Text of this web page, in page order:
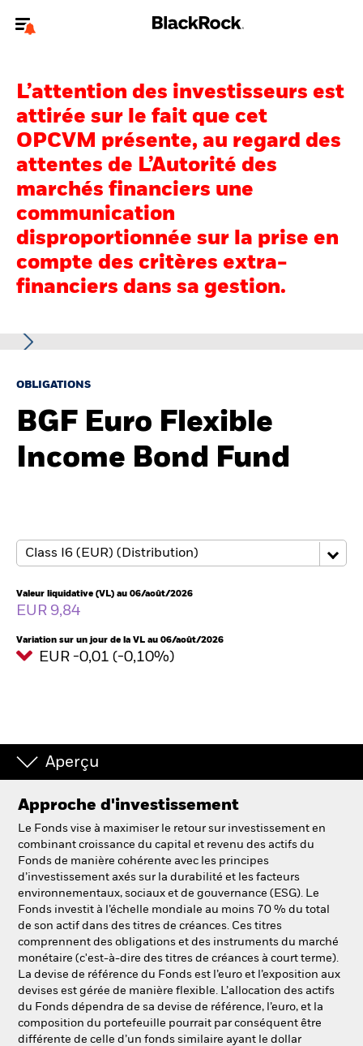
professionnels.
jourvotre type d'utilisateur.
Nous connaître
Thèmes
ETF iShares
Intermédiaires financiers
France
Change location
iShares
Aladdin
L’attention des investisseurs est
attirée sur le fait que cet
OPCVM présente, au regard des
attentes de L’Autorité des
marchés financiers une
communication
disproportionnée sur la prise en
compte des critères extra-
financiers dans sa gestion.
OBLIGATIONS
BGF Euro Flexible
Income Bond Fund
Valeur liquidative (VL) au 06/août/2026
EUR 9,84
Variation sur un jour de la VL au 06/août/2026
EUR -0,01 (-0,10%)
Aperçu
Approche d'investissement
Le Fonds vise à maximiser le retour sur investissement en
combinant croissance du capital et revenu des actifs du
Fonds de manière cohérente avec les principes
d’investissement axés sur la durabilité et les facteurs
environnementaux, sociaux et de gouvernance (ESG). Le
Fonds investit à l’échelle mondiale au moins 70 % du total
de son actif dans des titres de créances. Ces titres
comprennent des obligations et des instruments du marché
monétaire (c'est-à-dire des titres de créances à court terme).
La devise de référence du Fonds est l’euro et l’exposition aux
devises est gérée de manière flexible. L’allocation des actifs
du Fonds dépendra de sa devise de référence, l’euro, et la
composition du portefeuille pourrait par conséquent être
différente de celle d’un fonds similaire ayant le dollar